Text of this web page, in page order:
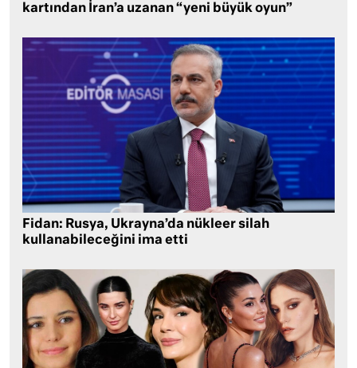
kartından İran’a uzanan “yeni büyük oyun”
Fidan: Rusya, Ukrayna’da nükleer silah
kullanabileceğini ima etti